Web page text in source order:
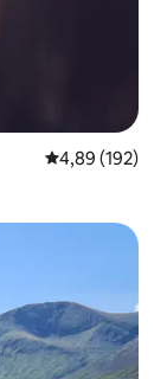
Просечна
4,89 (192)